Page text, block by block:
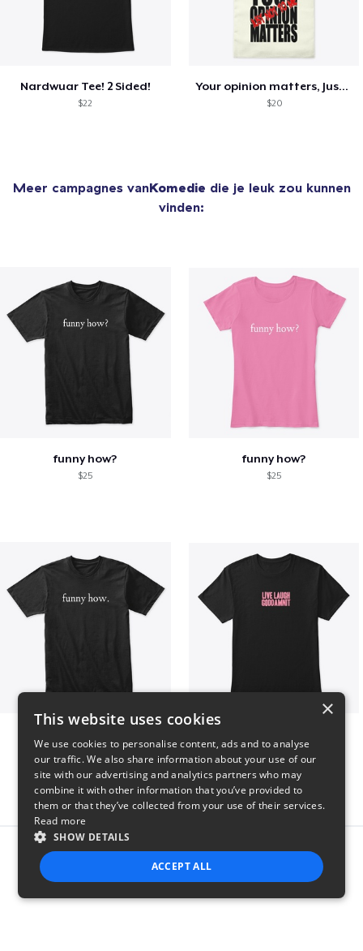
Nardwuar Tee! 2 Sided!
$22
Your opinion matters, Just not to me!
$20
Meer campagnes vanKomedie die je leuk zou kunnen
vinden:
funny how?
$25
funny how?
$25
$25 $17
Report this product
×
This website uses cookies
We use cookies to personalise content, ads and to analyse
our traffic. We also share information about your use of our
site with our advertising and analytics partners who may
combine it with other information that you’ve provided to
them or that they’ve collected from your use of their services.
Read more
SHOW DETAILS
ACCEPT ALL
STRICTLY NECESSARY PERFORMANCE